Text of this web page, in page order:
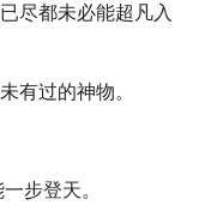
尽都未必能超凡入
有过的神物。
步登天。